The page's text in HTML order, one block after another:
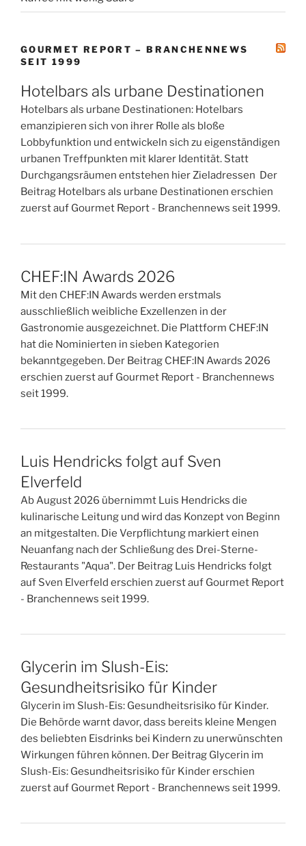
GOURMET REPORT – BRANCHENNEWS
SEIT 1999
Hotelbars als urbane Destinationen
Hotelbars als urbane Destinationen: Hotelbars
emanzipieren sich von ihrer Rolle als bloße
Lobbyfunktion und entwickeln sich zu eigenständigen
urbanen Treffpunkten mit klarer Identität. Statt
Durchgangsräumen entstehen hier Zieladressen Der
Beitrag Hotelbars als urbane Destinationen erschien
zuerst auf Gourmet Report - Branchennews seit 1999.
CHEF:IN Awards 2026
Mit den CHEF:IN Awards werden erstmals
ausschließlich weibliche Exzellenzen in der
Gastronomie ausgezeichnet. Die Plattform CHEF:IN
hat die Nominierten in sieben Kategorien
bekanntgegeben. Der Beitrag CHEF:IN Awards 2026
erschien zuerst auf Gourmet Report - Branchennews
seit 1999.
Luis Hendricks folgt auf Sven
Elverfeld
Ab August 2026 übernimmt Luis Hendricks die
kulinarische Leitung und wird das Konzept von Beginn
an mitgestalten. Die Verpflichtung markiert einen
Neuanfang nach der Schließung des Drei-Sterne-
Restaurants "Aqua". Der Beitrag Luis Hendricks folgt
auf Sven Elverfeld erschien zuerst auf Gourmet Report
- Branchennews seit 1999.
Glycerin im Slush-Eis:
Gesundheitsrisiko für Kinder
Glycerin im Slush-Eis: Gesundheitsrisiko für Kinder.
Die Behörde warnt davor, dass bereits kleine Mengen
des beliebten Eisdrinks bei Kindern zu unerwünschten
Wirkungen führen können. Der Beitrag Glycerin im
Slush-Eis: Gesundheitsrisiko für Kinder erschien
zuerst auf Gourmet Report - Branchennews seit 1999.